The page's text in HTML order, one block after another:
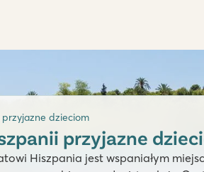
dzieciom
przyjazne
Hiszpania jest wspaniałym